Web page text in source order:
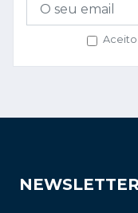
Aceito
NEWSLETTER